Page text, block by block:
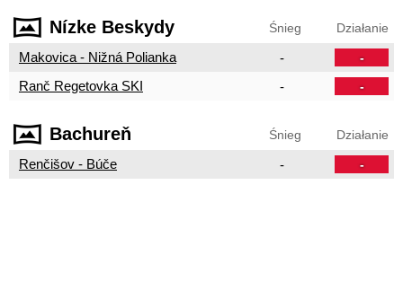
Nízke Beskydy Śnieg Działanie
Makovica - Nižná Polianka - -
Ranč Regetovka SKI - -
Bachureň Śnieg Działanie
Renčišov - Búče - -